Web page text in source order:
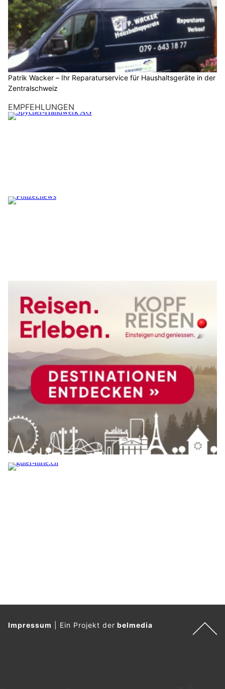
Patrik Wacker – Ihr Reparaturservice für Haushaltsgeräte in der
Zentralschweiz
EMPFEHLUNGEN
Impressum Ein Projekt derbelmedia